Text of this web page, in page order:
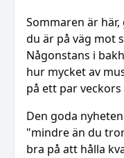
Sommaren är
du är på väg mot
Någonstans i
hur mycket av
på ett par
Den goda
"mindre än du
bra på att hålla